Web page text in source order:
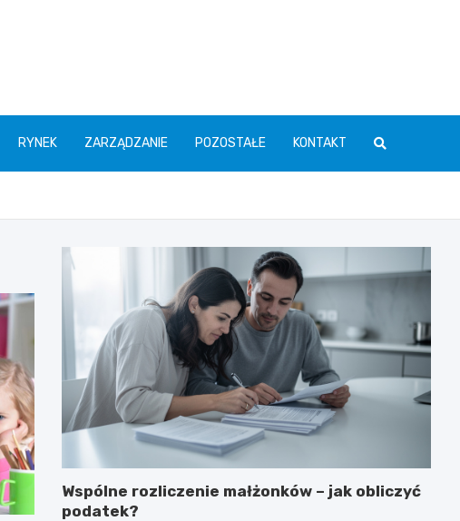
RYNEK ZARZĄDZANIE POZOSTAŁE KONTAKT
Wspólne rozliczenie małżonków – jak obliczyć
podatek?